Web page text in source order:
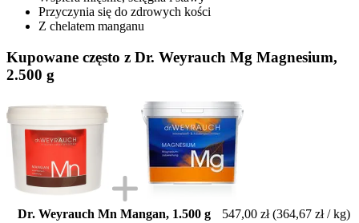
Przyczynia się do zdrowych kości
Z chelatem manganu
Kupowane często z Dr. Weyrauch Mg Magnesium,
2.500 g
Dr. Weyrauch Mn Mangan, 1.500 g 547,00 zł (364,67 zł / kg)